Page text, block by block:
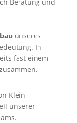
Beratung und
unseres
In
fast einem
Klein
unserer